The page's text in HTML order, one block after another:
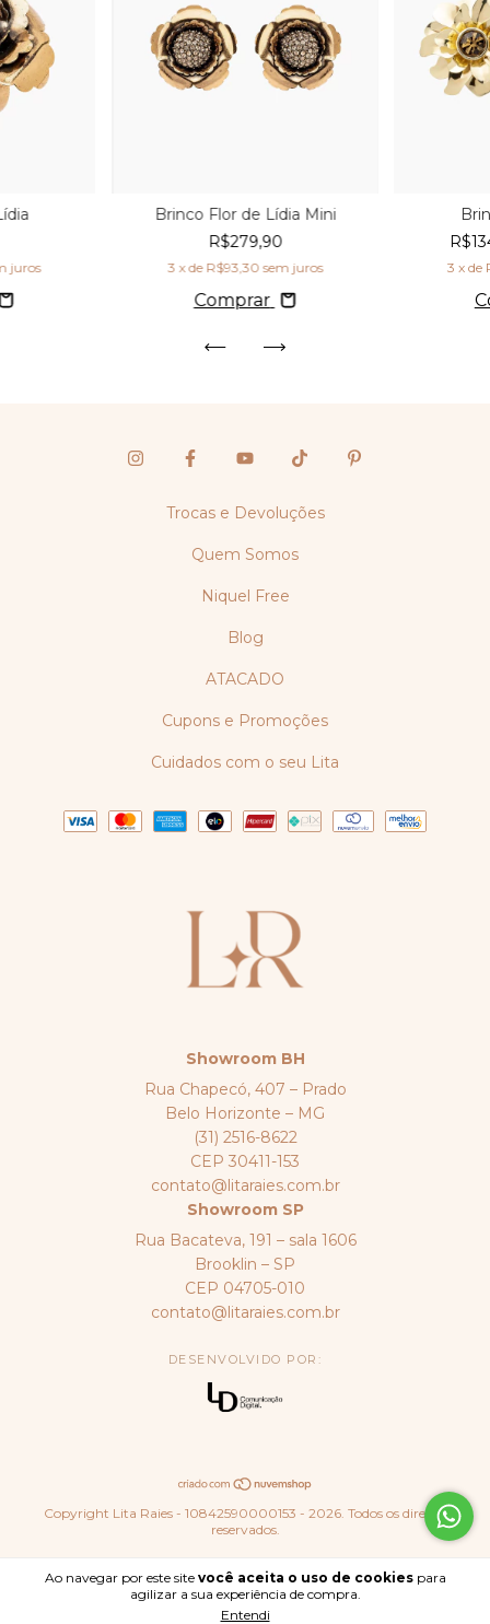
Ao navegar por este site você aceita o uso de cookiespara
agilizar a sua experiência de compra.
Entendi
juros
Brinco Flor de Lídia Mini
R$279,90
3 x de R$93,30 sem juros
Comprar
3 x de
Trocas e Devoluções
Quem Somos
Niquel Free
Blog
ATACADO
Cupons e Promoções
Cuidados com o seu Lita
Showroom BH
Rua Chapecó, 407 – Prado
Belo Horizonte – MG
(31) 2516-8622
CEP 30411-153
contato@litaraies.com.br
Showroom SP
Rua Bacateva, 191 – sala 1606
Brooklin – SP
CEP 04705-010
contato@litaraies.com.br
DESENVOLVIDO POR:
Copyright Lita Raies - 10842590000153 - 2026. Todos os direitos
reservados.